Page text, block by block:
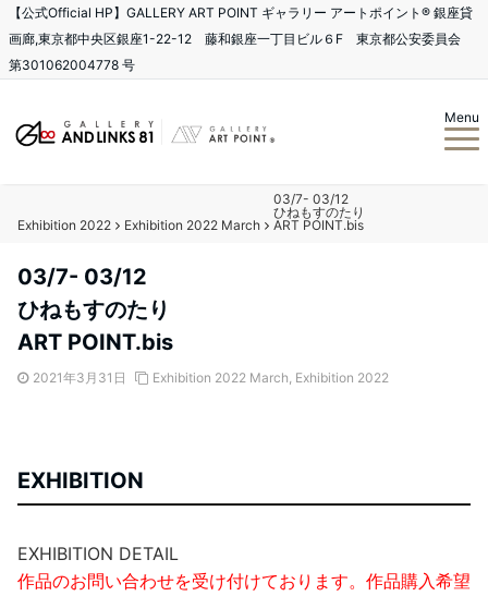
【公式Official HP】GALLERY ART POINT ギャラリー アートポイント®️ 銀座貸
画廊,東京都中央区銀座1-22-12 藤和銀座一丁目ビル６F 東京都公安委員会
第301062004778 号
Menu
Exhibition 2022 Exhibition 2022 March
03/7- 03/12
ひねもすのたり
ART POINT.bis
03/7- 03/12
ひねもすのたり
ART POINT.bis
2021年3月31日 Exhibition 2022 March, Exhibition 2022
EXHIBITION
EXHIBITION DETAIL
作品のお問い合わせを受け付けております。作品購入希望